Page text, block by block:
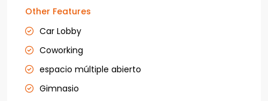
Other Features
Car Lobby
Coworking
espacio múltiple abierto
Gimnasio